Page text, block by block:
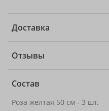
Доставка
Отзывы
Состав
Роза желтая 50 см - 3 шт.